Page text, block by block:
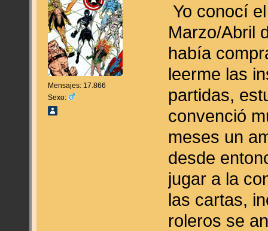
Mensajes: 17.866
Sexo:
Yo conocí
Marzo/Abril
había
leerme las
partidas,
convenció
meses un
desde
jugar a la
las cartas,
roleros se